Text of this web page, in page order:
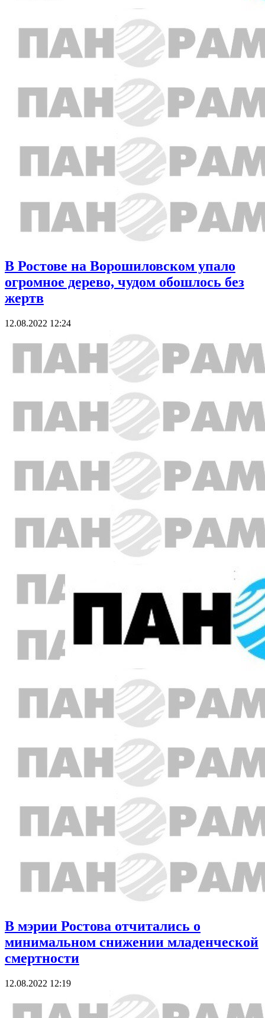
В Ростове на Ворошиловском упало
огромное дерево, чудом обошлось без
жертв
12.08.2022 12:24
В мэрии Ростова отчитались о
минимальном снижении младенческой
смертности
12.08.2022 12:19